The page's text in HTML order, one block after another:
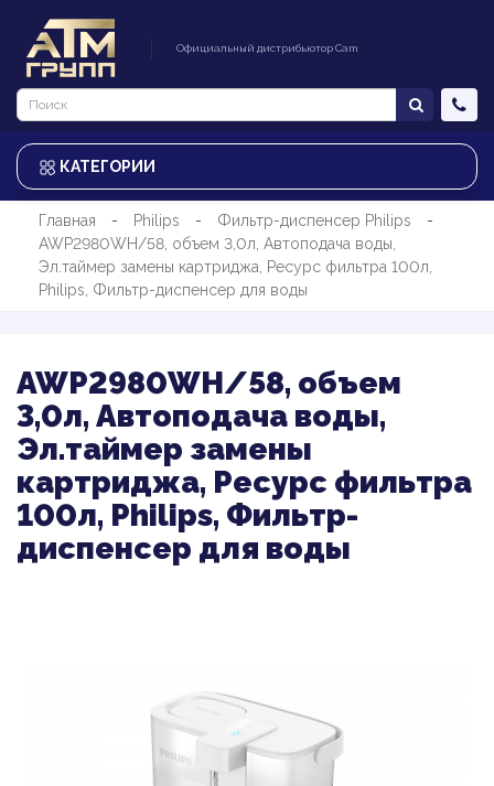
Официальный дистрибьютор Cam
КАТЕГОРИИ
Главная Philips
Фильтр-диспенсер Philips
AWP2980WH/58, объем 3,0л, Автоподача воды,
Эл.таймер замены картриджа, Ресурс фильтра 100л,
Philips, Фильтр-диспенсер для воды
AWP2980WH/58, объем
3,0л, Автоподача воды,
Эл.таймер замены
картриджа, Ресурс фильтра
100л, Philips, Фильтр-
диспенсер для воды